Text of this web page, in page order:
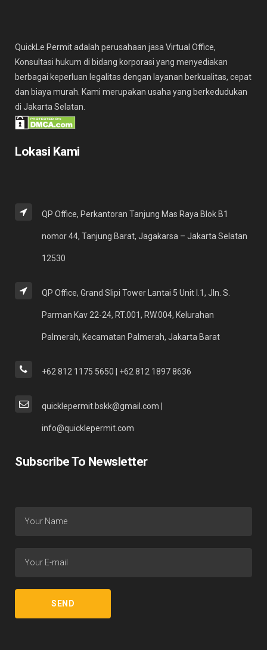
QuickLe Permit adalah perusahaan jasa Virtual Office,
Konsultasi hukum di bidang korporasi yang menyediakan
berbagai keperluan legalitas dengan layanan berkualitas, cepat
dan biaya murah. Kami merupakan usaha yang berkedudukan
di Jakarta Selatan.
Lokasi Kami
QP Office, Perkantoran Tanjung Mas Raya Blok B1
nomor 44, Tanjung Barat, Jagakarsa – Jakarta Selatan
12530
QP Office, Grand Slipi Tower Lantai 5 Unit I.1, Jln. S.
Parman Kav 22-24, RT.001, RW.004, Kelurahan
Palmerah, Kecamatan Palmerah, Jakarta Barat
+62 812 1175 5650 | +62 812 1897 8636
quicklepermit.bskk@gmail.com |
info@quicklepermit.com
Subscribe To Newsletter